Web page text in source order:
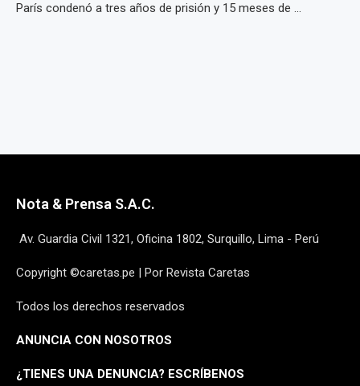
París condenó a tres años de prisión y 15 meses de ...
Nota & Prensa S.A.C.
Av. Guardia Civil 1321, Oficina 1802, Surquillo, Lima - Perú
Copyright ©caretas.pe | Por Revista Caretas
Todos los derechos reservados
ANUNCIA CON NOSOTROS
¿TIENES UNA DENUNCIA? ESCRÍBENOS